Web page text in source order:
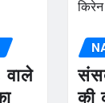
वाले
की